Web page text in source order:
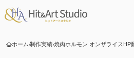
ホーム 制作実績 焼肉ホルモン オンザライスHP